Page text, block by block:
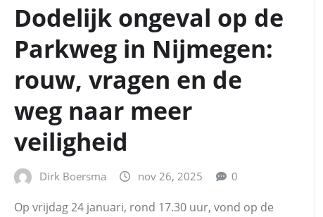
Dodelijk ongeval op de
Parkweg in Nijmegen:
rouw, vragen en de
weg naar meer
veiligheid
Dirk Boersma nov 26, 2025 0
Op vrijdag 24 januari, rond 17.30 uur, vond op de